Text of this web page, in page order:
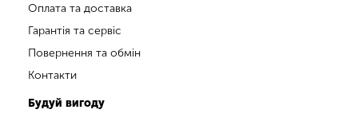
Оплата та доставка
Гарантія та сервіс
Повернення та обмін
Контакти
Будуй вигоду